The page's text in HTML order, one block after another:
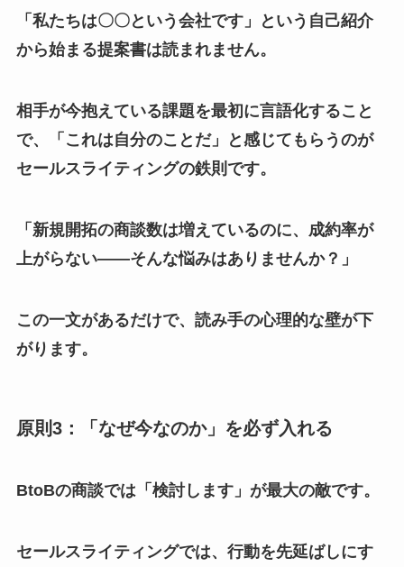
「私たちは〇〇という会社です」という自己紹介
から始まる提案書は読まれません。
相手が今抱えている課題を最初に言語化すること
で、「これは自分のことだ」と感じてもらうのが
セールスライティングの鉄則です。
「新規開拓の商談数は増えているのに、成約率が
上がらない——そんな悩みはありませんか？」
この一文があるだけで、読み手の心理的な壁が下
がります。
原則3：「なぜ今なのか」を必ず入れる
BtoBの商談では「検討します」が最大の敵です。
セールスライティングでは、行動を先延ばしにす